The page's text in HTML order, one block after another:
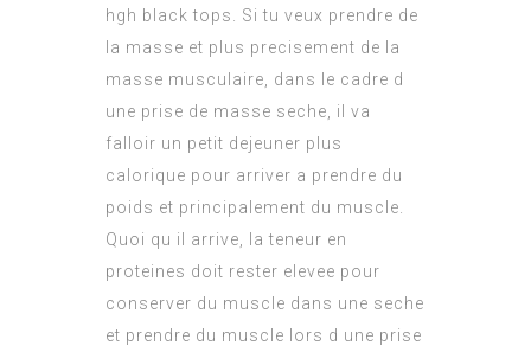
hgh black tops. Si tu veux prendre de
la masse et plus precisement de la
masse musculaire, dans le cadre d
une prise de masse seche, il va
falloir un petit dejeuner plus
calorique pour arriver a prendre du
poids et principalement du muscle.
Quoi qu il arrive, la teneur en
proteines doit rester elevee pour
conserver du muscle dans une seche
et prendre du muscle lors d une prise